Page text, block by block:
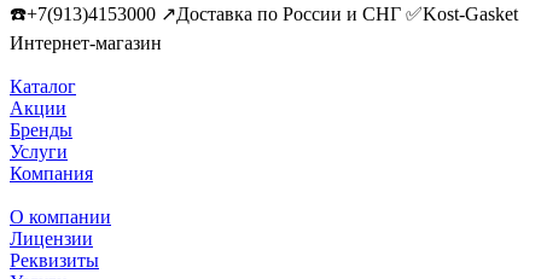
☎️+7(913)4153000 ↗️Доставка по России и СНГ ✅Kost-Gasket
Интернет-магазин
Каталог
Акции
Бренды
Услуги
Компания
О компании
Лицензии
Реквизиты